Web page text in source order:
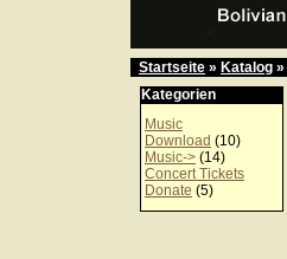
Startseite » Katalog »
Kategorien
Music
Download (10)
Music-> (14)
Concert Tickets
Donate (5)